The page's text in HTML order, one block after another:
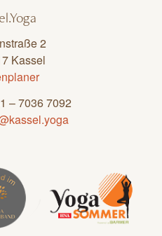
2
Kassel
– 7036 7092